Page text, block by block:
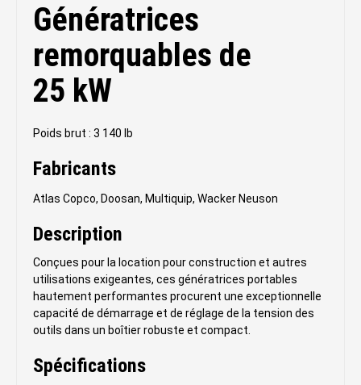
Génératrices
remorquables de
25 kW
Poids brut : 3 140 lb
Fabricants
Atlas Copco, Doosan, Multiquip, Wacker Neuson
Description
Conçues pour la location pour construction et autres
utilisations exigeantes, ces génératrices portables
hautement performantes procurent une exceptionnelle
capacité de démarrage et de réglage de la tension des
outils dans un boîtier robuste et compact.
Spécifications